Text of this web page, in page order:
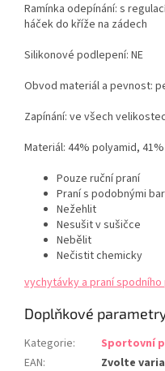
Ramínka odepínání: s
háček do kříže na zádech
Silikonové podlepení: NE
Obvod materiál a pevnost:
Zapínání: ve všech
Materiál: 44% polyamid,
Pouze ruční praní
Praní s podobnými
Nežehlit
Nesušit v sušičce
Nebělit
Nečistit chemicky
vychytávky a praní spodního
Doplňkové
Kategorie:
Sportovní
EAN:
Zvolte